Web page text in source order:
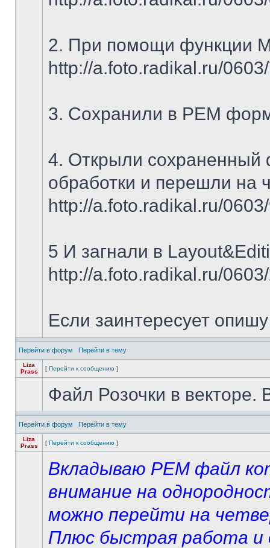
2. При помощи функции
http://a.foto.radikal.ru/
3. Сохранили в PEM
4. Открыли сохраненный
обработки и перешли на
http://a.foto.radikal.ru/
5 И загнали в
http://a.foto.radikal.ru/
Если заинтересует
Перейти в форум Перейти в тему
Liza
Prass
[ Перейти к сообщению ]
Файл Розочки в векторе.
Перейти в форум Перейти в тему
Liza
Prass
[ Перейти к сообщению ]
Вкладываю PEM файл
внимание на
можно перейти на
Плюс быстрая работа